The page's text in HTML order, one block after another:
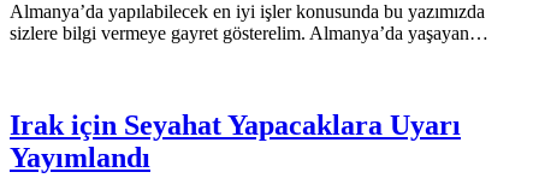
Almanya’da yapılabilecek en iyi işler konusunda bu yazımızda
sizlere bilgi vermeye gayret gösterelim. Almanya’da yaşayan…
Irak için Seyahat Yapacaklara Uyarı
Yayımlandı